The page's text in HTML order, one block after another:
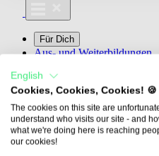
Für Dich
Aus- und Weiterbildungen
Media For You
Über Uns
Übersicht
English
Cookies, Cookies, Cookies! 🍪
The cookies on this site are
understand who visits our site - and
what we're doing here is reaching
our cookies!